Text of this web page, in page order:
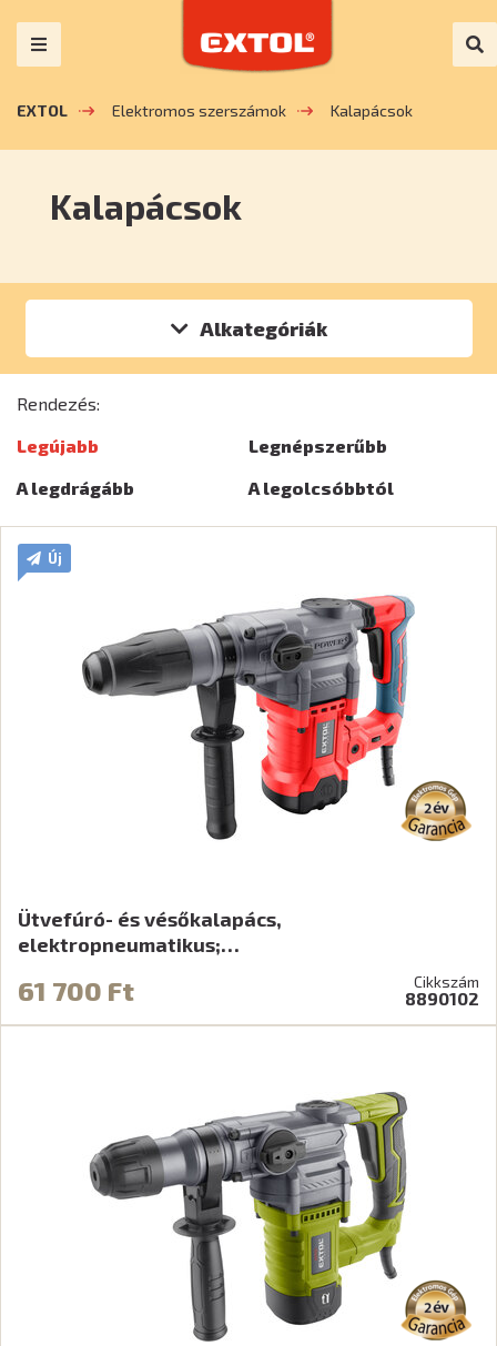
EXTOL Elektromos szerszámok Kalapácsok
Kalapácsok
Alkategóriák
Rendezés:
Legújabb
Legnépszerűbb
A legdrágább
A legolcsóbbtól
Új
Ütvefúró- és vésőkalapács,
elektropneumatikus;…
61 700 Ft Cikkszám
8890102